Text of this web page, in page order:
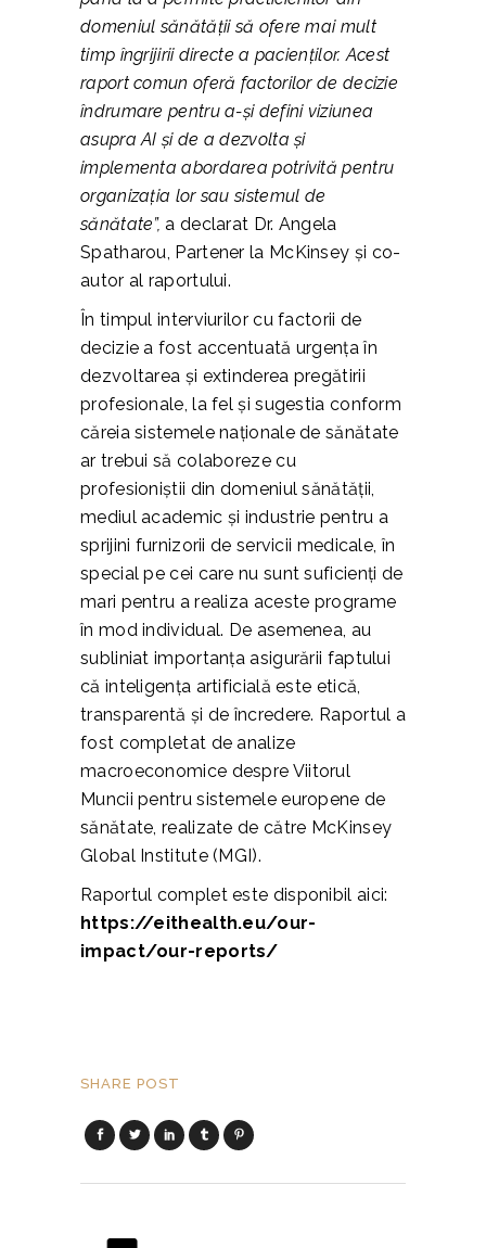
domeniul sănătății să ofere mai mult
timp îngrijirii directe a pacienților. Acest
raport comun oferă factorilor de decizie
îndrumare pentru a-și defini viziunea
asupra AI și de a dezvolta și
implementa abordarea potrivită pentru
organizația lor sau sistemul de
sănătate”,a declarat Dr. Angela
Spatharou, Partener la McKinsey și co-
autor al raportului.
În timpul interviurilor cu factorii de
decizie a fost accentuată urgența în
dezvoltarea și extinderea pregătirii
profesionale, la fel și sugestia conform
căreia sistemele naționale de sănătate
ar trebui să colaboreze cu
profesioniștii din domeniul sănătății,
mediul academic și industrie pentru a
sprijini furnizorii de servicii medicale, în
special pe cei care nu sunt suficienți de
mari pentru a realiza aceste programe
în mod individual. De asemenea, au
subliniat importanța asigurării faptului
că inteligența artificială este etică,
transparentă și de încredere. Raportul a
fost completat de analize
macroeconomice despre Viitorul
Muncii pentru sistemele europene de
sănătate, realizate de către McKinsey
Global Institute (MGI).
Raportul complet este disponibil aici:
https://eithealth.eu/our-
impact/our-reports/
SHARE POST